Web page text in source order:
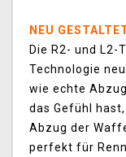
NEU
Die R2- und
Technologie
wie echte
das Gefühl
Abzug der
perfekt für